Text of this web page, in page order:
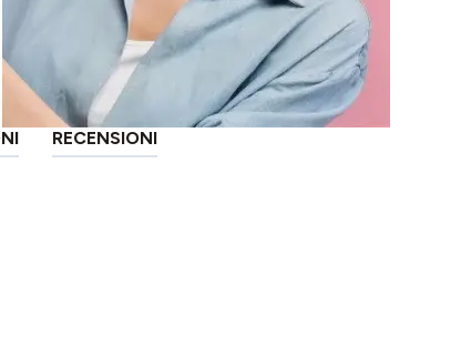
RECENSIONI